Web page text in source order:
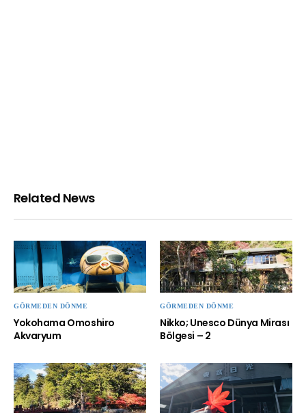
Related News
GÖRMEDEN DÖNME
Yokohama Omoshiro
Akvaryum
GÖRMEDEN DÖNME
Nikko; Unesco Dünya Mirası
Bölgesi – 2